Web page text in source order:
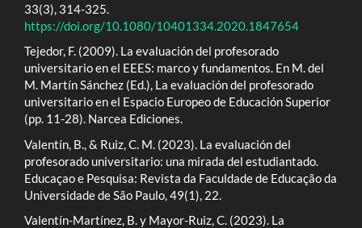
33(3), 314-325.
https://doi.org/10.1080/10401334.2020.1847654
Tejedor, F. (2009). La evaluación del profesorado
universitario en el EEES: marco y fundamentos. En M. del
M. Martín Sánchez (Ed.), La evaluación del profesorado
universitario en el Espacio Europeo de Educación Superior
(pp. 11-28). Narcea Ediciones.
Valentín, B., & Ruiz, C. M. (2023). La evaluación del
profesorado universitario: una mirada del estudiantado.
Educaçao e Pesquisa: Revista da Faculdade de Educação da
Universidade de São Paulo, 49(1), 22.
Valentín-Martínez, B. y Mayor-Ruiz, C. (2023). La